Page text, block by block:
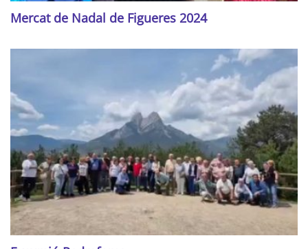
Mercat de Nadal de Figueres 2024